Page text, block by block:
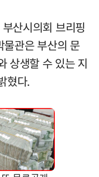
산시의회 브리핑
관은 부산의 문
상생할 수 있는 지
혔다.